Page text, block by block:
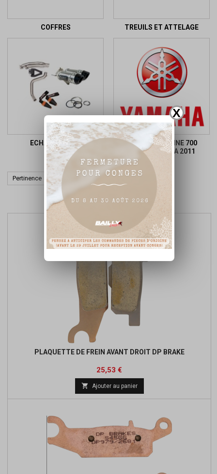
X
COFFRES TREUILS ET ATTELAGE
ECHAPPEMENT
PIECES D'ORIGINE 700
GRIZZLY 2007 A 2011
Pertinence 
Affichage 1-2 de 2 article(s)
PLAQUETTE DE FREIN AVANT DROIT DP BRAKE
Prix
25,53 €
base
 Ajouter au panier